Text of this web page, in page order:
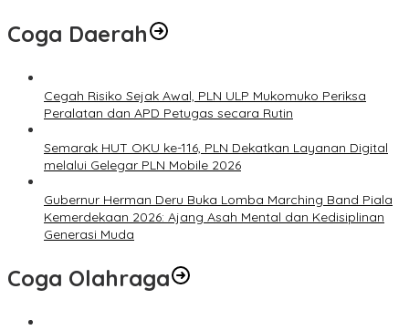
Coga Daerah
Cegah Risiko Sejak Awal, PLN ULP Mukomuko Periksa
Peralatan dan APD Petugas secara Rutin
Semarak HUT OKU ke-116, PLN Dekatkan Layanan Digital
melalui Gelegar PLN Mobile 2026
Gubernur Herman Deru Buka Lomba Marching Band Piala
Kemerdekaan 2026: Ajang Asah Mental dan Kedisiplinan
Generasi Muda
Coga Olahraga